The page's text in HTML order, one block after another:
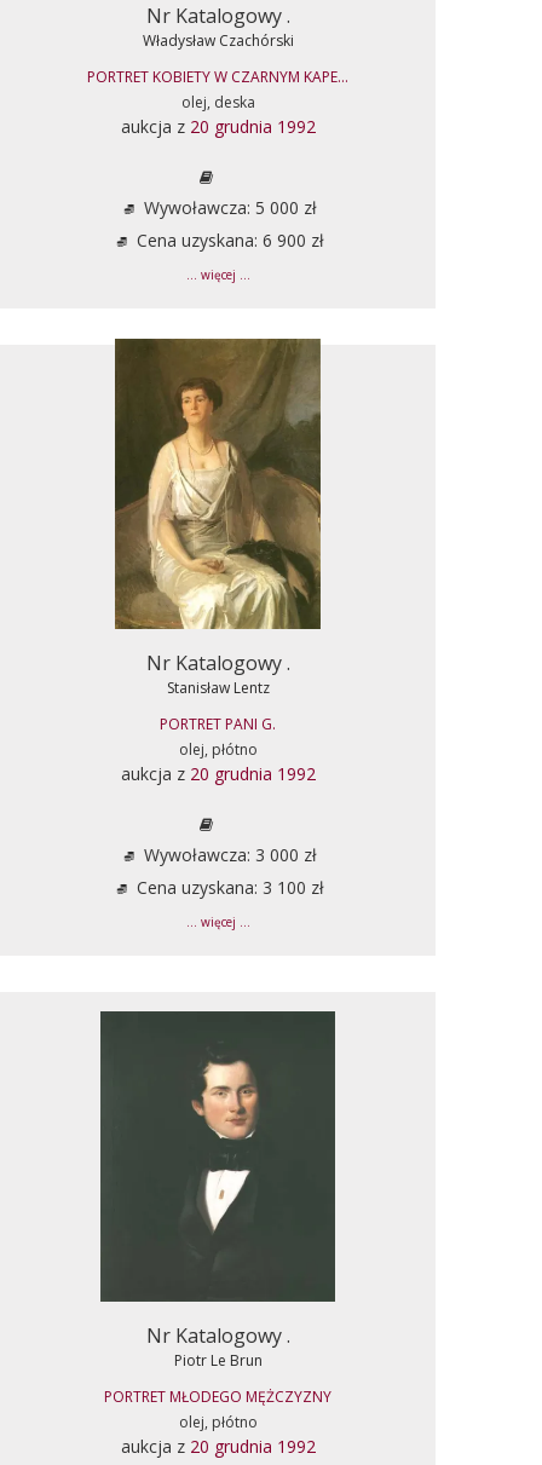
Nr Katalogowy .
Władysław Czachórski
PORTRET KOBIETY W CZARNYM KAPE...
olej, deska
aukcja z 20 grudnia 1992
Wywoławcza: 5 000 zł
Cena uzyskana: 6 900 zł
... więcej ...
Nr Katalogowy .
Stanisław Lentz
PORTRET PANI G.
olej, płótno
aukcja z 20 grudnia 1992
Wywoławcza: 3 000 zł
Cena uzyskana: 3 100 zł
... więcej ...
Nr Katalogowy .
Piotr Le Brun
PORTRET MŁODEGO MĘŻCZYZNY
olej, płótno
aukcja z 20 grudnia 1992